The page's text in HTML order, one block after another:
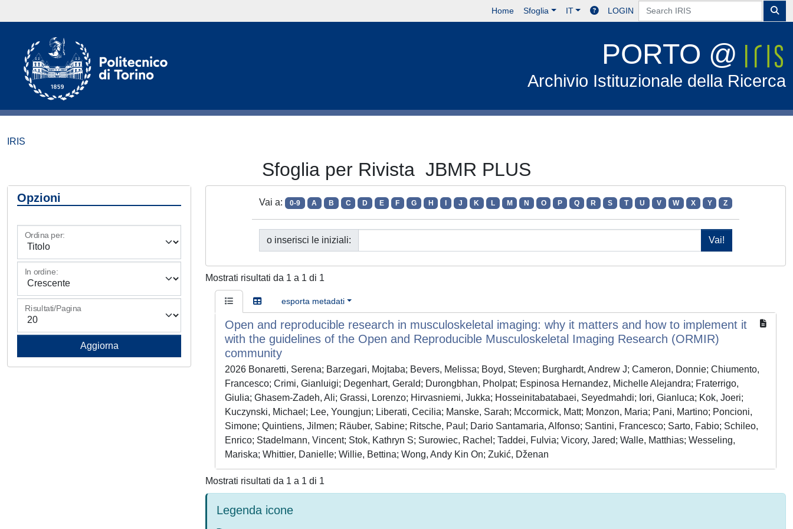
Home Sfoglia IT LOGIN
PORTO @
Archivio Istituzionale della Ricerca
IRIS
Sfoglia per Rivista JBMR PLUS
Opzioni
Ordina per:
In ordine:
Risultati/Pagina
Vai a: 0-9 A B C D E F G H J K L M N O P Q R S T U V W X Y Z
o inserisci le iniziali:
Mostrati risultati da 1 a 1 di 1
esporta metadati
Open and reproducible research in musculoskeletal imaging: why it matters and how to implement it
with the guidelines of the Open and Reproducible Musculoskeletal Imaging Research (ORMIR)
community
2026 Bonaretti, Serena; Barzegari, Mojtaba; Bevers, Melissa; Boyd, Steven; Burghardt, Andrew J; Cameron, Donnie; Chiumento,
Francesco; Crimi, Gianluigi; Degenhart, Gerald; Durongbhan, Pholpat; Espinosa Hernandez, Michelle Alejandra; Fraterrigo,
Giulia; Ghasem-Zadeh, Ali; Grassi, Lorenzo; Hirvasniemi, Jukka; Hosseinitabatabaei, Seyedmahdi; Iori, Gianluca; Kok, Joeri;
Kuczynski, Michael; Lee, Youngjun; Liberati, Cecilia; Manske, Sarah; Mccormick, Matt; Monzon, Maria; Pani, Martino; Poncioni,
Simone; Quintiens, Jilmen; Räuber, Sabine; Ritsche, Paul; Dario Santamaria, Alfonso; Santini, Francesco; Sarto, Fabio; Schileo,
Enrico; Stadelmann, Vincent; Stok, Kathryn S; Surowiec, Rachel; Taddei, Fulvia; Vicory, Jared; Walle, Matthias; Wesseling,
Mariska; Whittier, Danielle; Willie, Bettina; Wong, Andy Kin On; Zukić, Dženan
Mostrati risultati da 1 a 1 di 1
Legenda icone